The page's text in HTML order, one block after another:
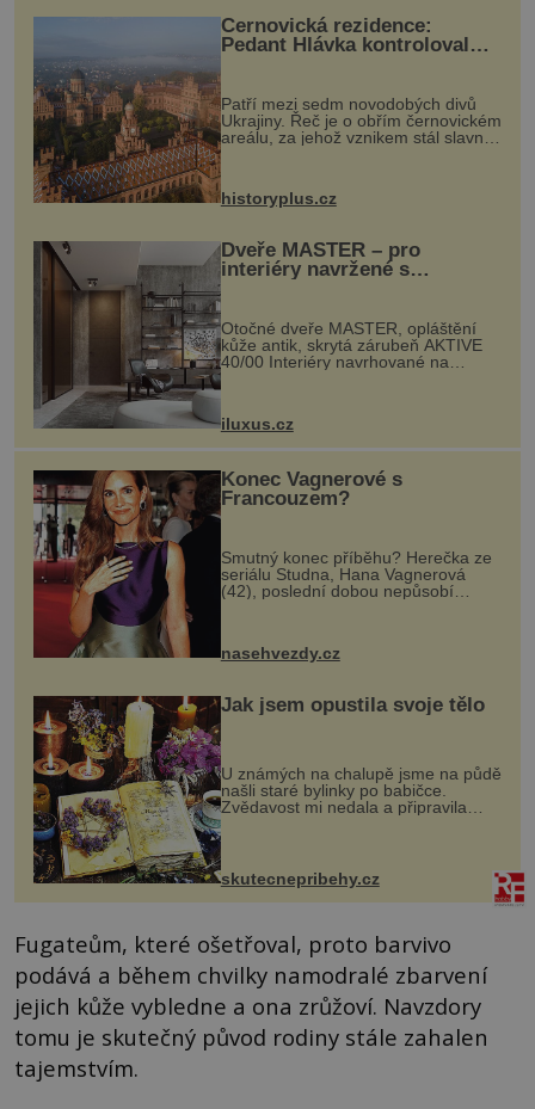
Černovická rezidence:
Pedant Hlávka kontroloval
Patří mezi sedm novodobých divů
Ukrajiny. Řeč je o obřím černovickém
areálu, za jehož vznikem stál slavný
český architekt Josef Hlávka. Ten si
na něm dal mimořádně záležet. Jeho
stavební plány by při ...
historyplus.cz
Dveře MASTER – pro
interiéry navržené s
rozumem i vášní!
Otočné dveře MASTER, opláštění
kůže antik, skrytá zárubeň AKTIVE
40/00 Interiéry navrhované na
zakázku často vyžadují atypické
rozměry nejen nábytku, ale i
dnes umož...
iluxus.cz
Konec Vagnerové s
Francouzem?
Smutný konec příběhu? Herečka ze
seriálu Studna, Hana Vagnerová
(42), poslední dobou nepůsobí
nasehvezdy.cz
Jak jsem opustila svoje tělo
U známých na chalupě jsme na půdě
našli staré bylinky po babičce.
Zvědavost mi nedala a připravila
jsem si z nich lektvar… Zimní pobyt
na chalupě se pro mě vlastní vinou
změnil v děsivý zážitek, na kt...
skutecnepribehy.cz
Fugateům, které ošetřoval, proto barvivo
podává a během chvilky namodralé zbarvení
jejich kůže vybledne a ona zrůžoví. Navzdory
tomu je skutečný původ rodiny stále zahalen
tajemstvím.